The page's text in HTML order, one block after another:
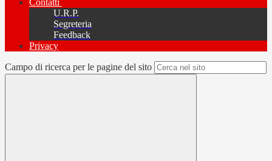
Contatti
U.R.P.
Segreteria
Feedback
Privacy
Campo di ricerca per le pagine del sito